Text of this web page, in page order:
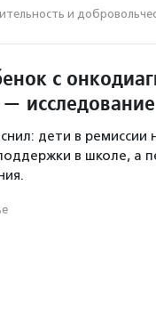
и
с
исследование
дети в ремиссии
в школе, а